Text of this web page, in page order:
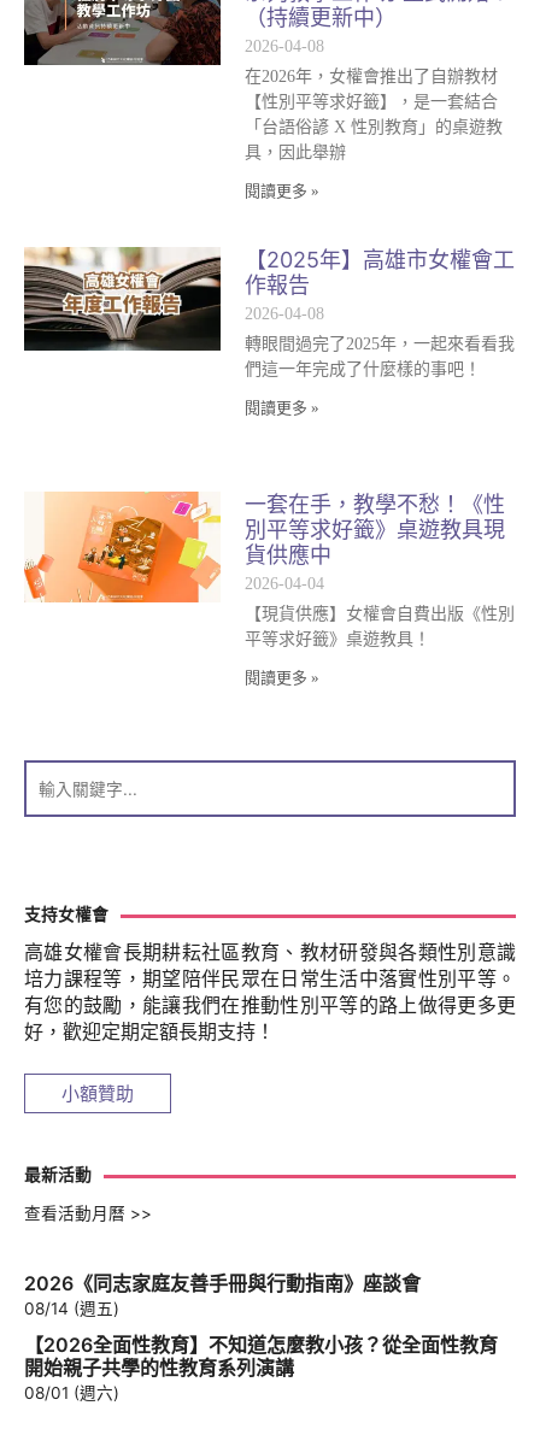
支持女權會
高雄女權會長期耕耘社區教育、教材研發與各類性別意識
培力課程等，期望陪伴民眾在日常生活中落實性別平等。
有您的鼓勵，能讓我們在推動性別平等的路上做得更多更
好，歡迎定期定額長期支持！
小額贊助
最新活動
查看活動月曆 >>
2026《同志家庭友善手冊與行動指南》座談會
08/14 (週五)
【2026全面性教育】不知道怎麼教小孩？從全面性教育
開始親子共學的性教育系列演講
08/01 (週六)
（持續更新中）
2026-04-08
在2026年，女權會推出了自辦教材
【性別平等求好籤】，是一套結合
「台語俗諺 X 性別教育」的桌遊教
具，因此舉辦
閱讀更多 »
【2025年】高雄市女權會工
作報告
2026-04-08
轉眼間過完了2025年，一起來看看我
們這一年完成了什麼樣的事吧！
閱讀更多 »
一套在手，教學不愁！《性
別平等求好籤》桌遊教具現
貨供應中
2026-04-04
【現貨供應】女權會自費出版《性別
平等求好籤》桌遊教具！
閱讀更多 »